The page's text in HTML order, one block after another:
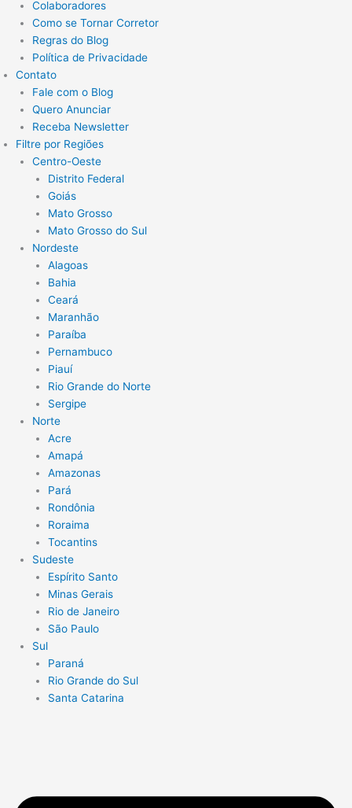
Colaboradores
Como se Tornar Corretor
Regras do Blog
Política de Privacidade
Contato
Fale com o Blog
Quero Anunciar
Receba Newsletter
Filtre por Regiões
Centro-Oeste
Distrito Federal
Goiás
Mato Grosso
Mato Grosso do Sul
Nordeste
Alagoas
Bahia
Ceará
Maranhão
Paraíba
Pernambuco
Piauí
Rio Grande do Norte
Sergipe
Norte
Acre
Amapá
Amazonas
Pará
Rondônia
Roraima
Tocantins
Sudeste
Espírito Santo
Minas Gerais
Rio de Janeiro
São Paulo
Sul
Paraná
Rio Grande do Sul
Santa Catarina